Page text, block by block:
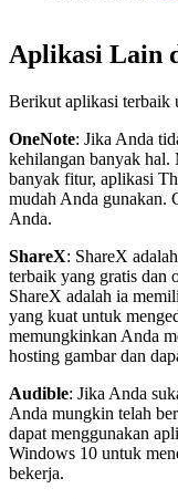
Aplikasi Lain
Berikut aplikasi terbaik
OneNote: Jika Anda
kehilangan banyak
banyak fitur, aplikasi
mudah Anda gunakan.
Anda.
ShareX: ShareX
terbaik yang gratis dan
ShareX adalah ia
yang kuat untuk
memungkinkan Anda
hosting gambar dan
Audible: Jika Anda
Anda mungkin telah
dapat menggunakan
Windows 10 untuk
bekerja.